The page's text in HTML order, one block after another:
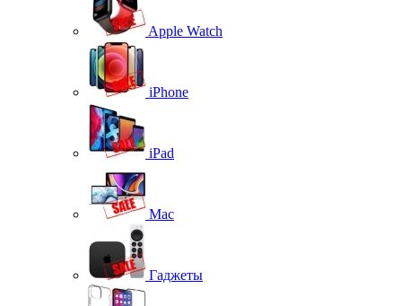
Apple Watch
iPhone
iPad
Mac
Гаджеты